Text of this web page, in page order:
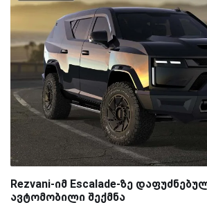
Rezvani-იმ Escalade-ზე
ავტომობილი შექმნა